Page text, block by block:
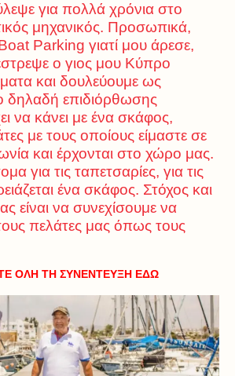
για πολλά χρόνια στο
μηχανικός. Προσωπικά,
Boat Parking γιατί μου άρεσε,
ο γιος μου Κύπρο
και δουλεύουμε ως
δηλαδή επιδιόρθωσης
να κάνει με ένα σκάφος,
με τους οποίους είμαστε σε
και έρχονται στο χώρο μας.
για τις ταπετσαρίες, για τις
ένα σκάφος. Στόχος και
είναι να συνεχίσουμε να
πελάτες μας όπως τους
ΟΛΗ ΤΗ ΣΥΝΕΝΤΕΥΞΗ ΕΔΩ